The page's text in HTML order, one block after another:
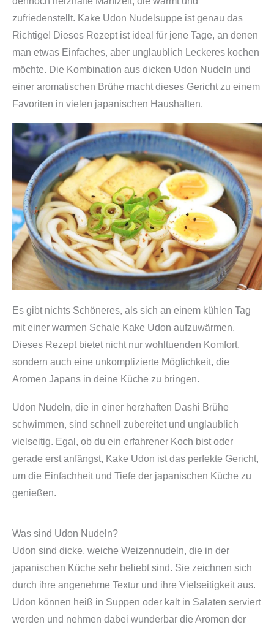
zufriedenstellt. Kake Udon Nudelsuppe ist genau das
Richtige! Dieses Rezept ist ideal für jene Tage, an denen
man etwas Einfaches, aber unglaublich Leckeres kochen
möchte. Die Kombination aus dicken Udon Nudeln und
einer aromatischen Brühe macht dieses Gericht zu einem
Favoriten in vielen japanischen Haushalten.
Es gibt nichts Schöneres, als sich an einem kühlen Tag
mit einer warmen Schale Kake Udon aufzuwärmen.
Dieses Rezept bietet nicht nur wohltuenden Komfort,
sondern auch eine unkomplizierte Möglichkeit, die
Aromen Japans in deine Küche zu bringen.
Udon Nudeln, die in einer herzhaften Dashi Brühe
schwimmen, sind schnell zubereitet und unglaublich
vielseitig. Egal, ob du ein erfahrener Koch bist oder
gerade erst anfängst, Kake Udon ist das perfekte Gericht,
um die Einfachheit und Tiefe der japanischen Küche zu
genießen.
Was sind Udon Nudeln?
Udon sind dicke, weiche Weizennudeln, die in der
japanischen Küche sehr beliebt sind. Sie zeichnen sich
durch ihre angenehme Textur und ihre Vielseitigkeit aus.
Udon können heiß in Suppen oder kalt in Salaten serviert
werden und nehmen dabei wunderbar die Aromen der